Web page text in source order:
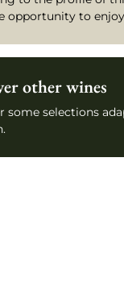
opportunity to
other wines
some selections